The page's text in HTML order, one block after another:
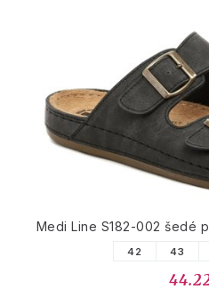
Medi Line S182-002 šedé
42 43